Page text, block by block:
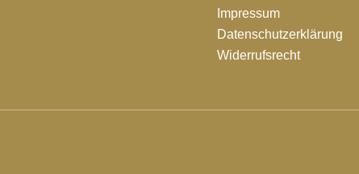
Impressum
Datenschutzerklärung
Widerrufsrecht